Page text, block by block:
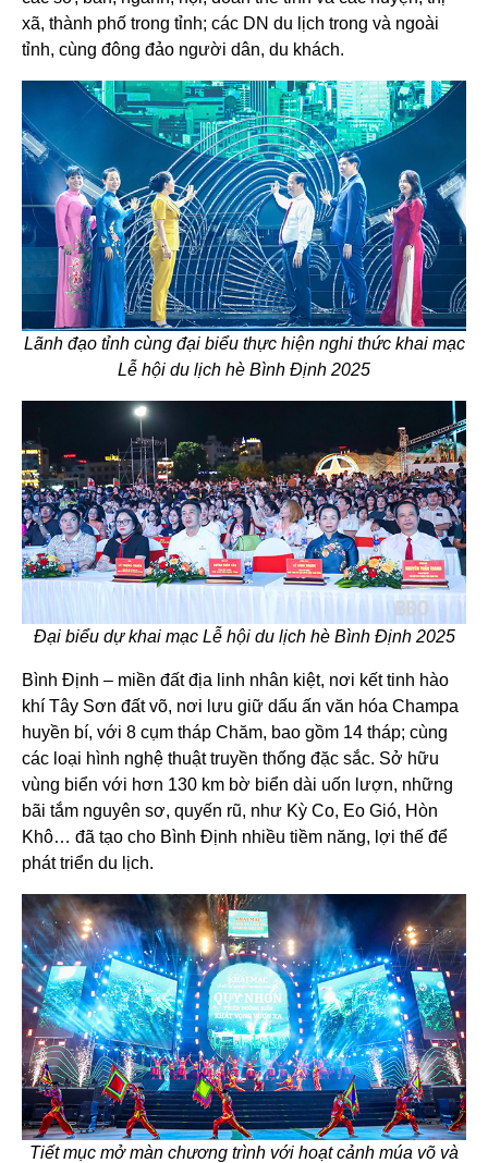
xã, thành phố trong tỉnh; các DN du lịch trong và ngoài
tỉnh, cùng đông đảo người dân, du khách.
Lãnh đạo tỉnh cùng đại biểu thực hiện nghi thức khai mạc
Lễ hội du lịch hè Bình Định 2025
Đại biểu dự khai mạc Lễ hội du lịch hè Bình Định 2025
Bình Định – miền đất địa linh nhân kiệt, nơi kết tinh hào
khí Tây Sơn đất võ, nơi lưu giữ dấu ấn văn hóa Champa
huyền bí, với 8 cụm tháp Chăm, bao gồm 14 tháp; cùng
các loại hình nghệ thuật truyền thống đặc sắc. Sở hữu
vùng biển với hơn 130 km bờ biển dài uốn lượn, những
bãi tắm nguyên sơ, quyến rũ, như Kỳ Co, Eo Gió, Hòn
Khô… đã tạo cho Bình Định nhiều tiềm năng, lợi thế để
phát triển du lịch.
Tiết mục mở màn chương trình với hoạt cảnh múa võ và